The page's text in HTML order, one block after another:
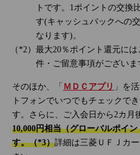
トです。1ポイントの交換
す(キャッシュバックへの
なります)。
最大20％ポイント還元に
件・ご留意事項がございま
そのほか、「 ＭＤＣアプリ 」を
トフォンでいつでもチェックで
す。さらに、ご入会日から2カ月
10,000円相当（グローバルポイ
す。（*3）詳細は三菱ＵＦＪカ